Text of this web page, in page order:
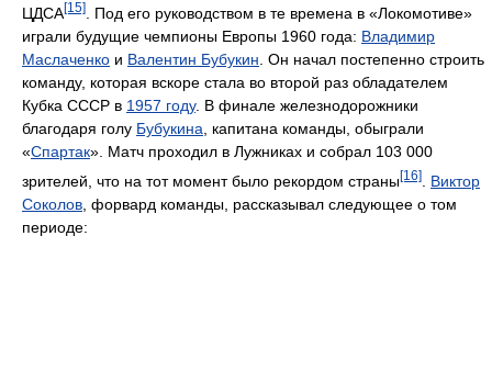
ЦДСА[15]
. Под его руководством в те времена в «Локомотиве»
играли будущие чемпионы Европы 1960 года: Владимир
Маслаченко и Валентин Бубукин . Он начал постепенно строить
команду, которая вскоре стала во второй раз обладателем
Кубка СССР в 1957 году. В финале железнодорожники
благодаря голу Бубукина , капитана команды, обыграли
«Спартак». Матч проходил в Лужниках и собрал 103 000
зрителей, что на тот момент было рекордом страны[16]
Виктор
Соколов , форвард команды, рассказывал следующее о том
периоде: